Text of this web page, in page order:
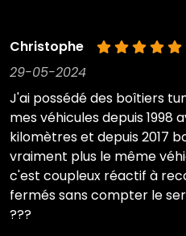
Christophe
29-05-2024
J'ai possédé des boîtiers
mes véhicules depuis 1998
kilomètres et depuis 2017
vraiment plus le même
c'est coupleux réactif à
fermés sans compter le
???